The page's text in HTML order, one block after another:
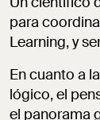
para
Learning, y
En cuanto a
lógico, el
el panorama